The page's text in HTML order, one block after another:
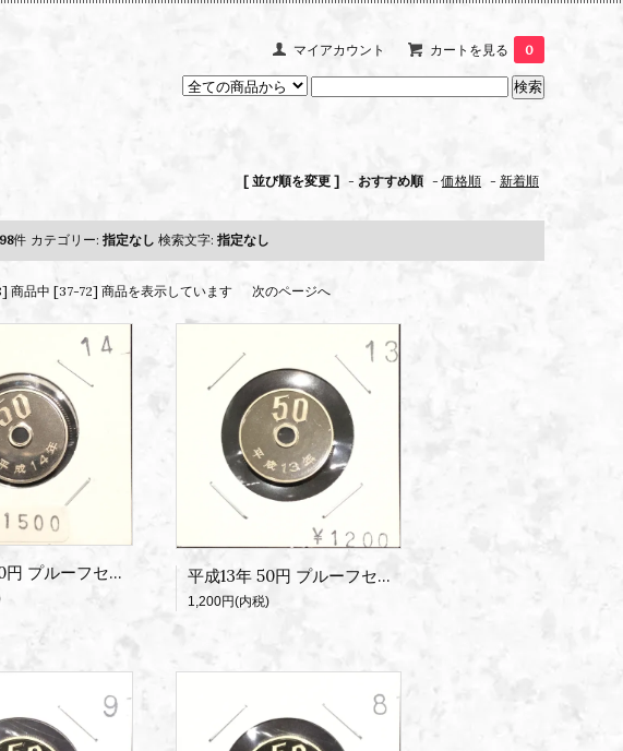
マイアカウント カートを見る 0
[ 並び順を変更 ] - おすすめ順 -価格順 - 新着順
件 カテゴリー: 指定なし 検索文字: 指定なし
商品中 [37-72] 商品を表示しています 次のページへ
平成14年 50円 プルーフセット出し 平成13年 50円 プルーフセット出し
1,200円(内税)